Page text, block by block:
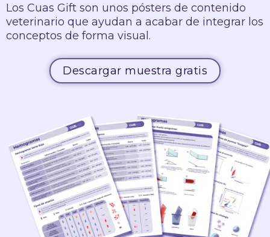
Los Cuas Gift son unos pósters de contenido
veterinario que ayudan a acabar de integrar los
conceptos de forma visual.
Descargar muestra gratis